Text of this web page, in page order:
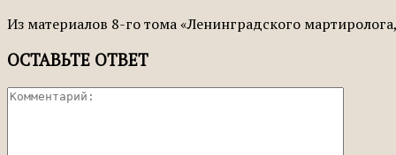
Из материалов 8-го тома «Ленинградского
ОСТАВЬТЕ ОТВЕТ